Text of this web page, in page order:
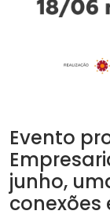
Evento
junho,
conexões